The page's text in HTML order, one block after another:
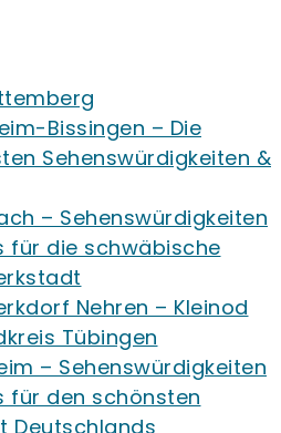
Bissingen – Die
Sehenswürdigkeiten &
– Sehenswürdigkeiten
für die schwäbische
Nehren – Kleinod
Tübingen
– Sehenswürdigkeiten
für den schönsten
Deutschlands